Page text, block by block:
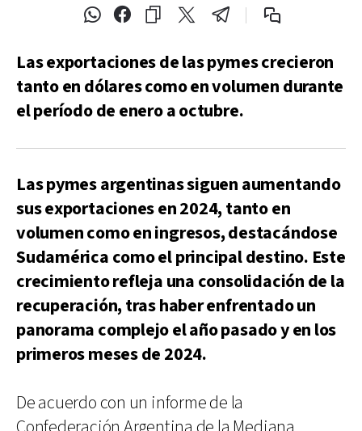
Las exportaciones de las pymes crecieron
tanto en dólares como en volumen durante
el período de enero a octubre.
Las pymes argentinas siguen aumentando
sus exportaciones en 2024, tanto en
volumen como en ingresos, destacándose
Sudamérica como el principal destino. Este
crecimiento refleja una consolidación de la
recuperación, tras haber enfrentado un
panorama complejo el año pasado y en los
primeros meses de 2024.
De acuerdo con un informe de la